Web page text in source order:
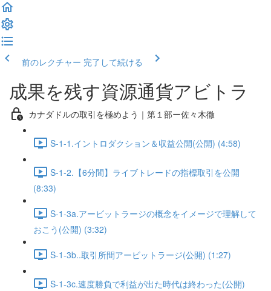
前のレクチャー 完了して続ける
成果を残す資源通貨アビトラ
カナダドルの取引を極めよう｜第１部ー佐々木徹
S-1-1.イントロダクション＆収益公開(公開) (4:58)
S-1-2.【6分間】ライブトレードの指標取引を公開
(8:33)
S-1-3a.アービットラージの概念をイメージで理解して
おこう(公開) (3:32)
S-1-3b..取引所間アービットラージ(公開) (1:27)
S-1-3c.速度勝負で利益が出た時代は終わった(公開)